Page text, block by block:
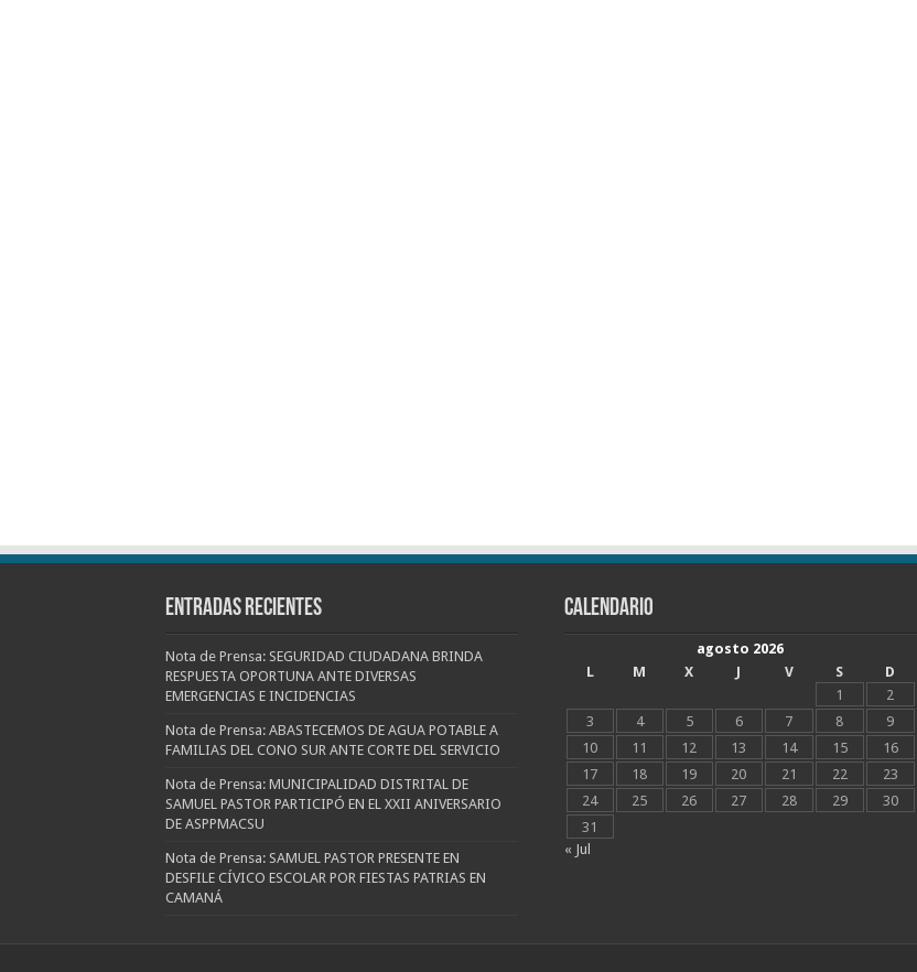
Entradas recientes
Nota de Prensa: SEGURIDAD CIUDADANA BRINDA
RESPUESTA OPORTUNA ANTE DIVERSAS
EMERGENCIAS E INCIDENCIAS
Nota de Prensa: ABASTECEMOS DE AGUA POTABLE A
FAMILIAS DEL CONO SUR ANTE CORTE DEL SERVICIO
Nota de Prensa: MUNICIPALIDAD DISTRITAL DE
SAMUEL PASTOR PARTICIPÓ EN EL XXII ANIVERSARIO
DE ASPPMACSU
Nota de Prensa: SAMUEL PASTOR PRESENTE EN
DESFILE CÍVICO ESCOLAR POR FIESTAS PATRIAS EN
CAMANÁ
CALENDARIO
agosto 2026
L
M X J V S
D
1
2
3
4 5 6 7 8
9
10
11 12 13 14 15
16
17
18 19 20 21 22
23
24
25 26 27 28 29
30
31
« Jul